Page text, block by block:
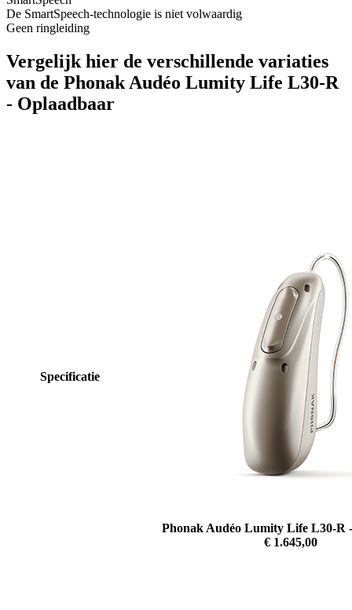
De SmartSpeech-technologie is niet volwaardig
Geen ringleiding
Vergelijk hier de verschillende variaties
van de Phonak Audéo Lumity Life L30-R
- Oplaadbaar
Specificatie
Phonak Audéo Lumity Life L30-R
€ 1.645,00